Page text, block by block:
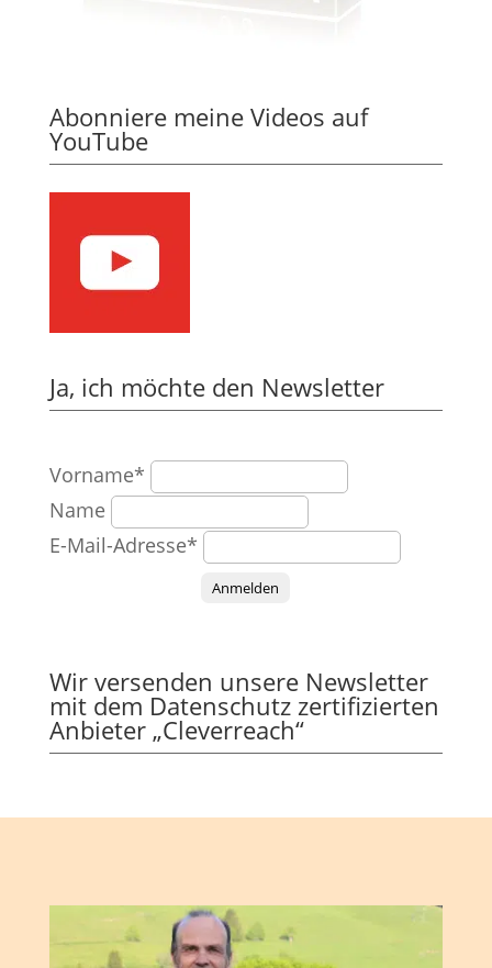
Abonniere meine Videos auf
YouTube
Ja, ich möchte den Newsletter
Vorname*
Name
E-Mail-Adresse*
Anmelden
Wir versenden unsere Newsletter
mit dem Datenschutz zertifizierten
Anbieter „Cleverreach“